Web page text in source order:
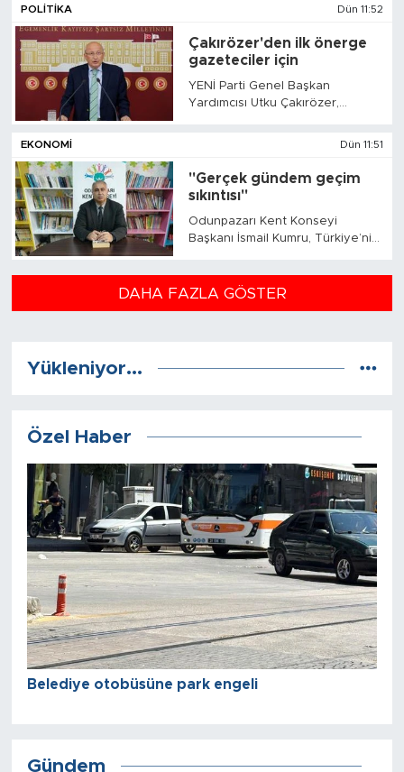
zengin bir üniversite deneyimi
POLITIKA Dün 11:52
Çakırözer'den ilk önerge
gazeteciler için
YENİ Parti Genel Başkan
Yardımcısı Utku Çakırözer,
EKONOMI Dün 11:51
"Gerçek gündem geçim
sıkıntısı"
Odunpazarı Kent Konseyi
Başkanı İsmail Kumru, Türkiye’nin
tartışmalar yerine ekonomik kriz,
eğitim, işsizlik ve esnafın
DAHA FAZLA GÖSTER
Yükleniyor...
Özel Haber
Belediye otobüsüne park engeli
Gündem